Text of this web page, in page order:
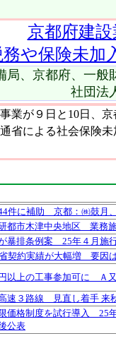
京都府建
務や保険未加
局、京都府、一
社団法
業が９日と10日、
省による社会保険
件に補助 京都：㈱鼓月
都市木津中央地区 業務
暴排条例案 25年４月施
契約実績が大幅増 要
以上の工事参加可に Ａ
速３路線 見直し着手 来
価格制度を試行導入 25
公表